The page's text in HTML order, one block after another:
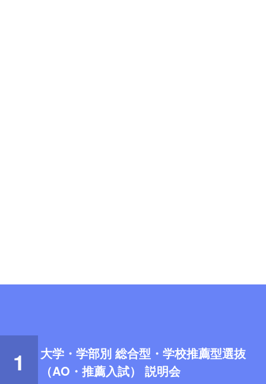
1
大学・学部別 総合型・学校推薦型選抜
（AO・推薦入試）説明会